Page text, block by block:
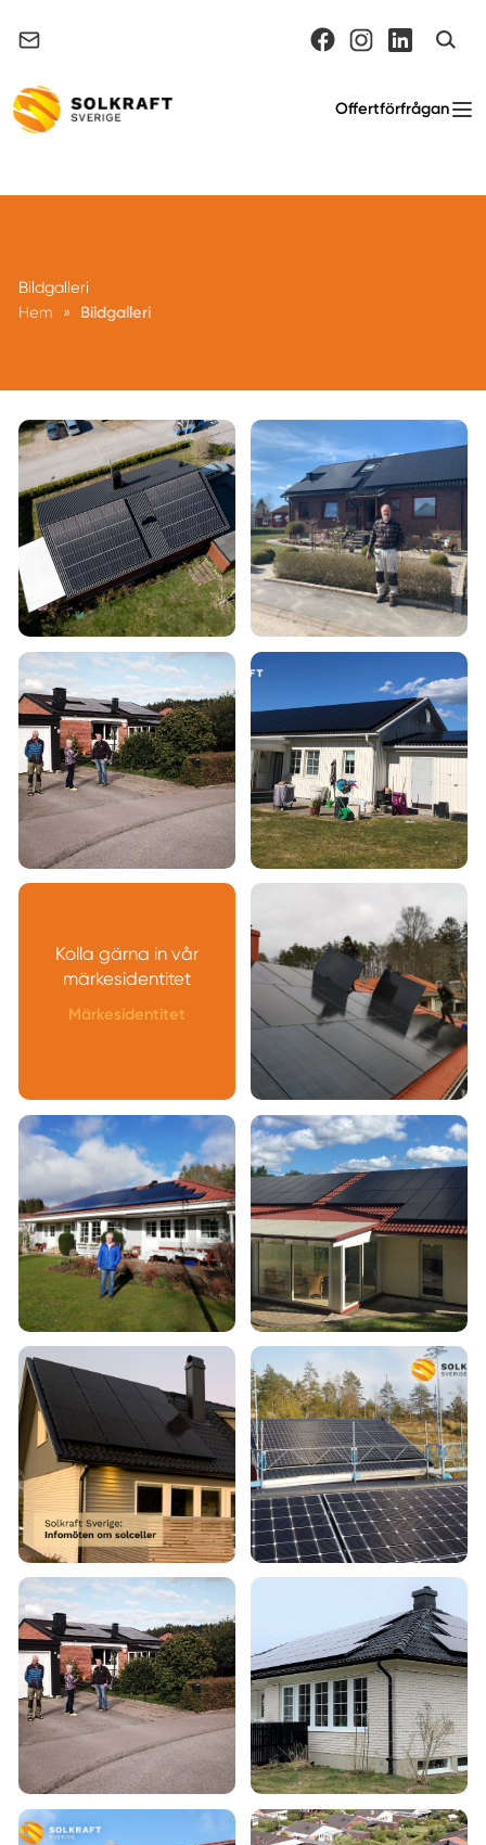
Offertförfrågan
Bildgalleri
Hem
» Bildgalleri
Kolla gärna in vår
märkesidentitet
Märkesidentitet